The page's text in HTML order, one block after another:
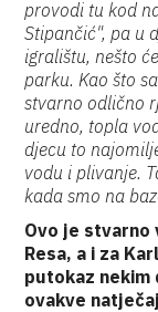
provodi tu kod
Stipančić", pa u
igralištu, nešto
parku. Kao što
stvarno odlično
uredno, topla
djecu to
vodu i plivanje.
kada smo na
Ovo je stvarno
Resa, a i za
putokaz nekim
ovakve